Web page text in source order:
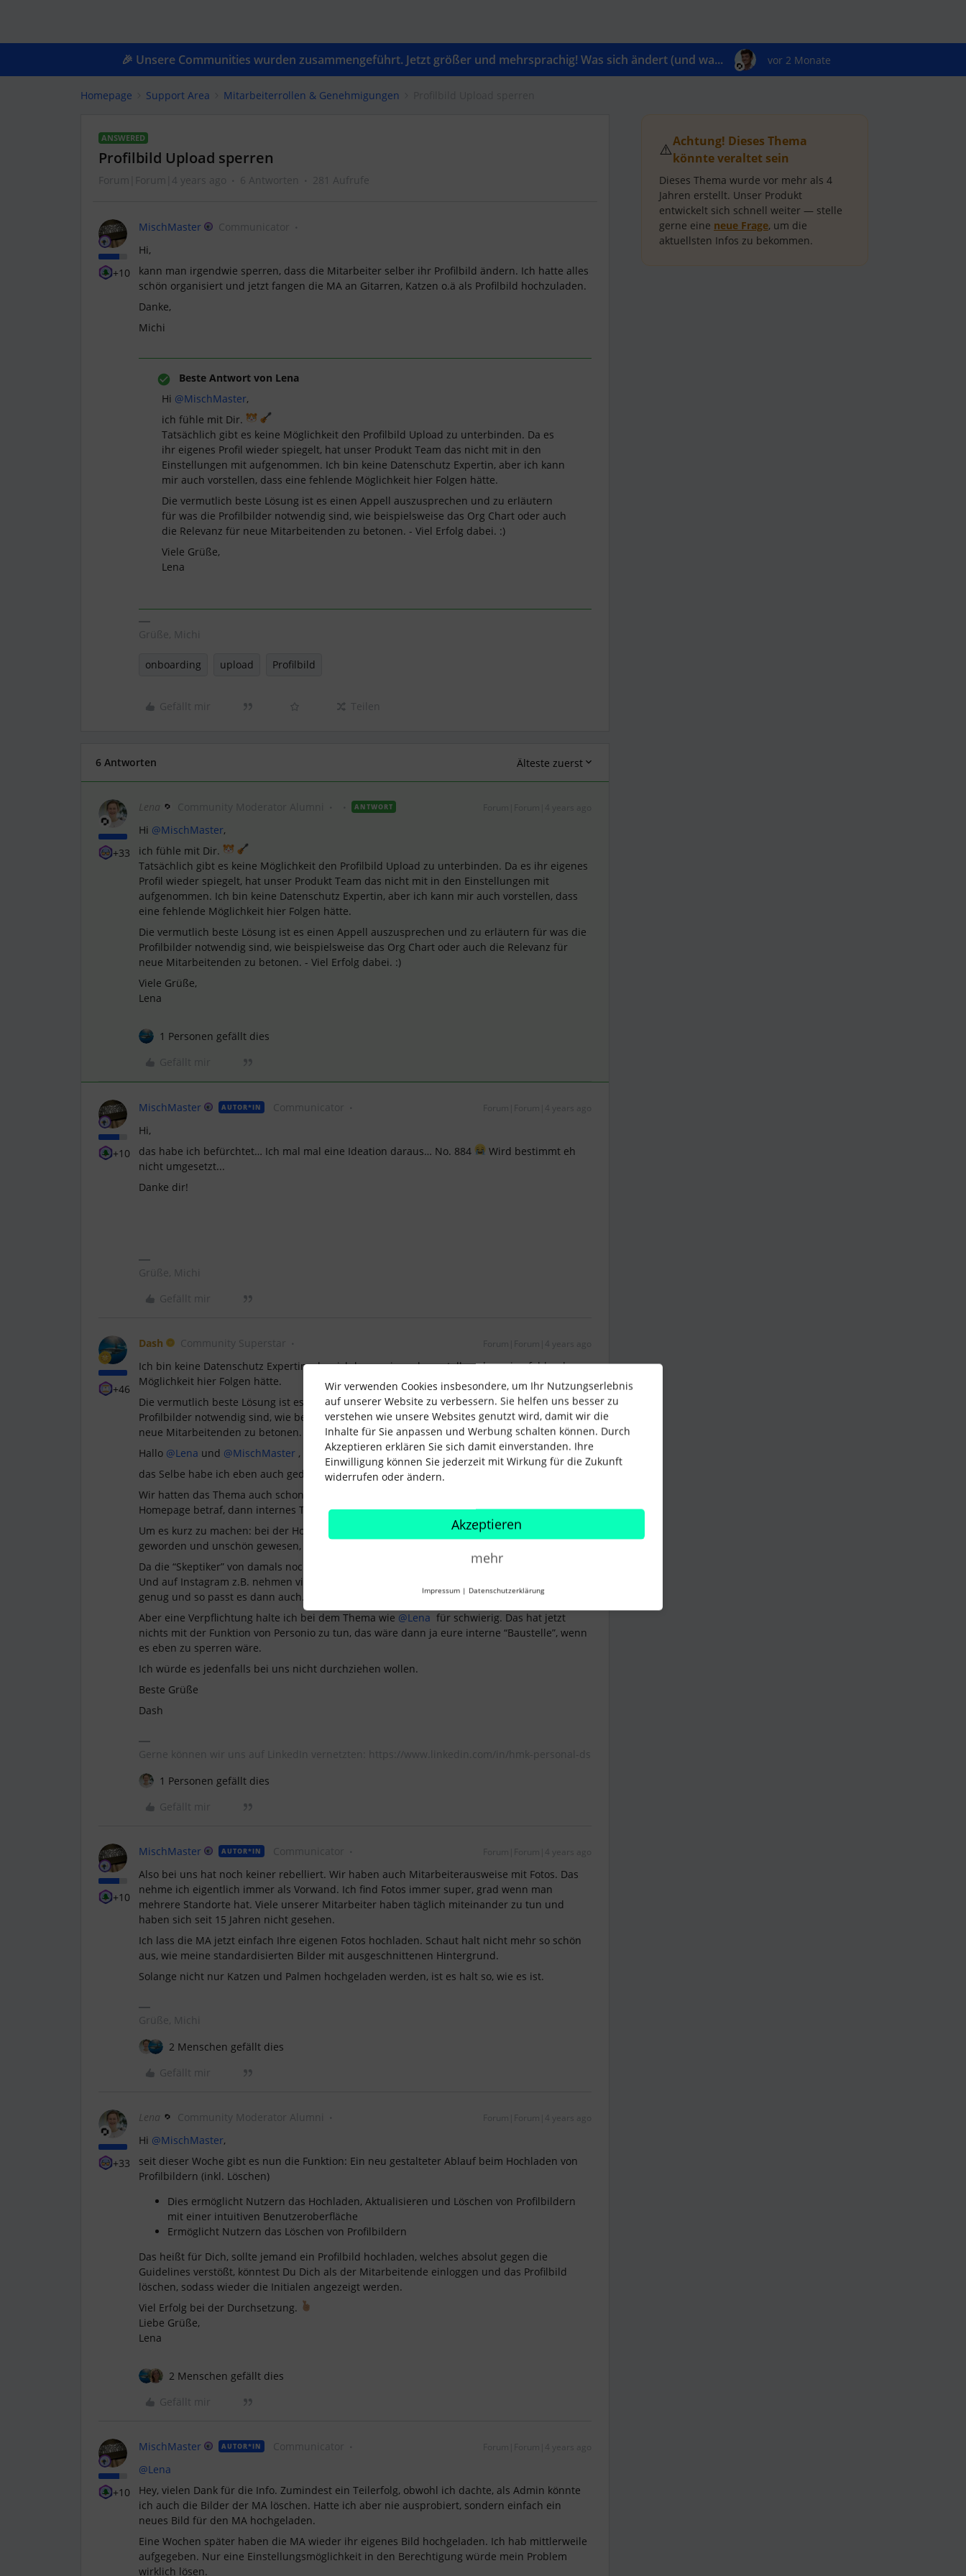
🎉 Unsere Communities wurden zusammengeführt. Jetzt größer und mehrsprachig! Was sich ändert (und wa... vor 2 Monate
Homepage Support Area Mitarbeiterrollen & Genehmigungen
ANSWERED
Profilbild Upload sperren
Forum|Forum|4 years ago 6 Antworten 281 Aufrufe
+10
MischMaster
Communicator
Hi,
kann man irgendwie sperren, dass die Mitarbeiter selber ihr Profilbild ändern. Ich hatte alles
schön organisiert und jetzt fangen die MA an Gitarren, Katzen o.ä als Profilbild hochzuladen.
Danke,
Michi
Beste Antwort von Lena
Hi @MischMaster,
ich fühle mit Dir.
Tatsächlich gibt es keine Möglichkeit den Profilbild Upload zu unterbinden. Da es
ihr eigenes Profil wieder spiegelt, hat unser Produkt Team das nicht mit in den
Einstellungen mit aufgenommen. Ich bin keine Datenschutz Expertin, aber ich kann
mir auch vorstellen, dass eine fehlende Möglichkeit hier Folgen hätte.
Die vermutlich beste Lösung ist es einen Appell auszusprechen und zu erläutern
für was die Profilbilder notwendig sind, wie beispielsweise das Org Chart oder auch
die Relevanz für neue Mitarbeitenden zu betonen. - Viel Erfolg dabei. :)
Viele Grüße,
Lena
Grüße, Michi
onboarding upload Profilbild
Gefällt mir Teilen
6 Antworten Älteste zuerst
+33
Lena ANTWORT
Hi @MischMaster,
ich fühle mit Dir.
Tatsächlich gibt es keine Möglichkeit den Profilbild Upload zu unterbinden. Da es ihr eigenes
Profil wieder spiegelt, hat unser Produkt Team das nicht mit in den Einstellungen mit
aufgenommen. Ich bin keine Datenschutz Expertin, aber ich kann mir auch vorstellen, dass
eine fehlende Möglichkeit hier Folgen hätte.
Die vermutlich beste Lösung ist es einen Appell auszusprechen und zu erläutern für was die
Profilbilder notwendig sind, wie beispielsweise das Org Chart oder auch die Relevanz für
neue Mitarbeitenden zu betonen. - Viel Erfolg dabei. :)
Viele Grüße,
Lena
1 Personen gefällt dies
+10
MischMaster AUTOR*IN Communicator Forum|Forum|4 years ago
Hi,
das habe ich befürchtet… Ich mal mal eine Ideation daraus… No. 884
Wird bestimmt eh
nicht umgesetzt...
Danke dir!
Grüße, Michi
Gefällt mir
+46
Dash Community Superstar Forum|Forum|4 years ago
Ich bin keine Datenschutz Expertin, aber ich kann mir auch vorstellen, dass eine fehlende
Möglichkeit hier Folgen hätte.
Die vermutlich beste Lösung ist es einen Appell auszusprechen und zu erläutern für was die
Profilbilder notwendig sind, wie beispielsweise das Org Chart oder auch die Relevanz für
neue Mitarbeitenden zu betonen. - Viel Erfolg dabei. :)
Hallo @Lena und @MischMaster ,
das Selbe habe ich eben auch gedacht.
Wir hatten das Thema auch schon öfter in der Vergangenheit. Zunächst was unsere
Homepage betraf, dann internes Telefonbuch, dann Personio und nun auch Instagram.
Um es kurz zu machen: bei der Homepage zogen nicht alle mit, dann wäre es lückenhaft
geworden und unschön gewesen, also haben wir es gelassen.
Da die “Skeptiker” von damals noch an Bord sind, halten wir es seitdem auf freiwilliger Basis.
Und auf Instagram z.B. nehmen viele teil, aber eben ausschließlich freiwillig. Sind aber
genug und so passt es dann auch.
Aber eine Verpflichtung halte ich bei dem Thema wie @Lena für schwierig. Das hat jetzt
nichts mit der Funktion von Personio zu tun, das wäre dann ja eure interne “Baustelle”, wenn
es eben zu sperren wäre.
Ich würde es jedenfalls bei uns nicht durchziehen wollen.
Beste Grüße
Dash
Gerne können wir uns auf LinkedIn vernetzten: https://www.linkedin.com/in/hmk-personal-ds
1 Personen gefällt dies
Gefällt mir
+10
MischMaster AUTOR*IN Communicator Forum|Forum|4 years ago
Also bei uns hat noch keiner rebelliert. Wir haben auch Mitarbeiterausweise mit Fotos. Das
nehme ich eigentlich immer als Vorwand. Ich find Fotos immer super, grad wenn man
mehrere Standorte hat. Viele unserer Mitarbeiter haben täglich miteinander zu tun und
haben sich seit 15 Jahren nicht gesehen.
Ich lass die MA jetzt einfach Ihre eigenen Fotos hochladen. Schaut halt nicht mehr so schön
aus, wie meine standardisierten Bilder mit ausgeschnittenen Hintergrund.
Solange nicht nur Katzen und Palmen hochgeladen werden, ist es halt so, wie es ist.
Grüße, Michi
2 Menschen gefällt dies
Gefällt mir
+33
Lena Community Moderator Alumni Forum|Forum|4 years ago
Hi @MischMaster,
seit dieser Woche gibt es nun die Funktion: Ein neu gestalteter Ablauf beim Hochladen von
Profilbildern (inkl. Löschen)
Dies ermöglicht Nutzern das Hochladen, Aktualisieren und Löschen von Profilbildern
mit einer intuitiven Benutzeroberfläche
Ermöglicht Nutzern das Löschen von Profilbildern
Das heißt für Dich, sollte jemand ein Profilbild hochladen, welches absolut gegen die
Guidelines verstößt, könntest Du Dich als der Mitarbeitende einloggen und das Profilbild
löschen, sodass wieder die Initialen angezeigt werden.
Viel Erfolg bei der Durchsetzung.
Liebe Grüße,
Lena
2 Menschen gefällt dies
Gefällt mir
+10
MischMaster AUTOR*IN Communicator Forum|Forum|4 years ago
@Lena
Hey, vielen Dank für die Info. Zumindest ein Teilerfolg, obwohl ich dachte, als Admin könnte
ich auch die Bilder der MA löschen. Hatte ich aber nie ausprobiert, sondern einfach ein
neues Bild für den MA hochgeladen.
Eine Wochen später haben die MA wieder ihr eigenes Bild hochgeladen. Ich hab mittlerweile
aufgegeben. Nur eine Einstellungsmöglichkeit in den Berechtigung würde mein Problem
wirklich lösen.
⚠️Achtung! Dieses Thema
könnte veraltet sein
Dieses Thema wurde vor mehr als 4
Jahren erstellt. Unser Produkt
entwickelt sich schnell weiter — stelle
gerne eine neue Frage, um die
aktuellsten Infos zu bekommen.
Wir verwenden Cookies insbesondere, um Ihr Nutzungserlebnis
auf unserer Website zu verbessern. Sie helfen uns besser zu
verstehen wie unsere Websites genutzt wird, damit wir die
Inhalte für Sie anpassen und Werbung schalten können. Durch
Akzeptieren erklären Sie sich damit einverstanden. Ihre
Einwilligung können Sie jederzeit mit Wirkung für die Zukunft
widerrufen oder ändern.
Akzeptieren
mehr
Impressum | Datenschutzerklärung